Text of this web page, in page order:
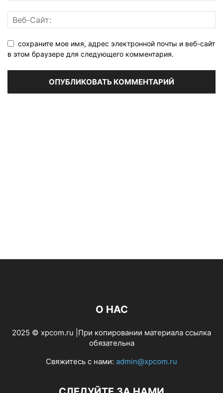
сохраните мое имя, адрес электронной почты и веб-сайт
в этом браузере для следующего комментария.
О НАС
2025 © xpcom.ru |При копировании материала ссылка
обязательна
Свяжитесь с нами: admin@xpcom.ru